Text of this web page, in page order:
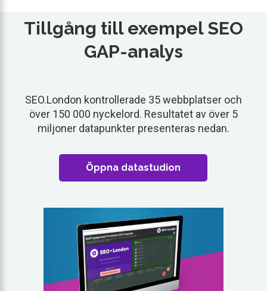
Tillgång till exempel SEO
GAP-analys
SEO.London kontrollerade 35 webbplatser och
över 150 000 nyckelord. Resultatet av över 5
miljoner datapunkter presenteras nedan.
Öppna datastudion